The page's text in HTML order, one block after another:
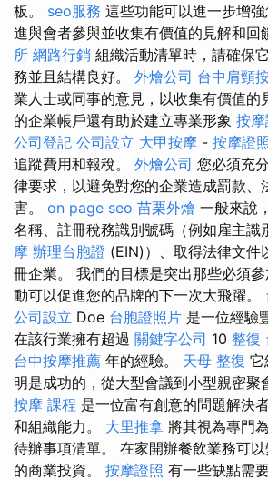
板。 seo服務 這些功能可以進一步增
進與會者參與並收集有價值的見解和回
所 網路行銷 組織活動清單時，請確保
務並且結構良好。 外燴公司 台中肩頸
業人士或同事的意見，以收集有價值的
的企業帳戶還有助於建立專業形象 按
公司登記 公司設立 大甲按摩 - 按摩證
追蹤費用和報稅。 外燴公司 您必須充
律要求，以避免對您的企業造成罰款、
害。 on page seo 苗栗外燴 一般來說
名稱、註冊稅務識別號碼（例如雇主識
摩 辦理台胞證 (EIN)）、取得法律文件
冊企業。 我們的目標是突出那些必須
動可以促進您的品牌的下一次大飛躍。
公司設立 Doe 台胞證照片 是一位經驗
在該行業擁有超過 關鍵字公司 10 整復
台中按摩推薦 年的經驗。 天母 整復 它
明是成功的，從大型會議到小型親密聚
按摩 課程 是一位富有創意的問題解決
和組織能力。 大里推拿 將其視為專門
待辦事項清單。 在家開辦餐飲業務可
的商業投資。 按摩證照 有一些缺點需